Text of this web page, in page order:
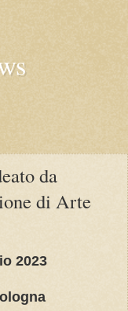
da
di Arte
2023